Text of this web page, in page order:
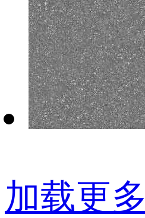
加载更多